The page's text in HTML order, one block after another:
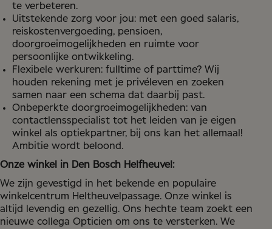
te verbeteren.
Uitstekende zorg voor jou: met een goed salaris,
reiskostenvergoeding, pensioen,
doorgroeimogelijkheden en ruimte voor
persoonlijke ontwikkeling.
Flexibele werkuren: fulltime of parttime? Wij
houden rekening met je privéleven en zoeken
samen naar een schema dat daarbij past.
Onbeperkte doorgroeimogelijkheden: van
contactlensspecialist tot het leiden van je eigen
winkel als optiekpartner, bij ons kan het allemaal!
Ambitie wordt beloond.
Onze winkel in Den Bosch Helfheuvel:
We zijn gevestigd in het bekende en populaire
winkelcentrum Heltheuvelpassage. Onze winkel is
altijd levendig en gezellig. Ons hechte team zoekt een
nieuwe collega Opticien om ons te versterken. We